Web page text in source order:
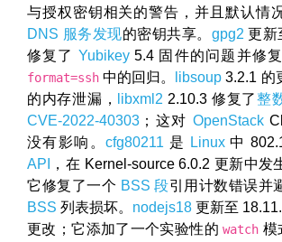
与授权密钥相关的警告，并且默认情
DNS 服务发现的密钥共享。 gpg2 更新
修复了 Yubikey5.4 固件的问题并修
format=ssh 中的回归。 libsoup 3.2.1 的
的内存泄漏，
libxml2 2.10.3 修复了整
CVE-2022-40303 ；这对 OpenStack
没有影响。cfg80211 是 Linux中
API
，在 Kernel-source 6.0.2 更新中发
它修复了一个 BSS 段引用计数错误并
BSS 列表损坏。 nodejs18 更新至
更改；它添加了一个实验性的watch 模